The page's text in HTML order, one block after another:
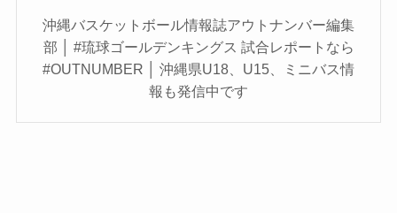
沖縄バスケットボール情報誌アウトナンバー編集
部 │ #琉球ゴールデンキングス 試合レポートなら
#OUTNUMBER │ 沖縄県U18、U15、ミニバス情
報も発信中です